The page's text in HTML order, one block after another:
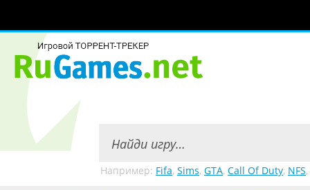
Например: Fifa, Sims, GTA, Call Of Duty, NFS,